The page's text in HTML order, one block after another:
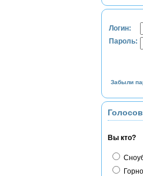
Логин:
Пароль:
Забыли
Вы кто?